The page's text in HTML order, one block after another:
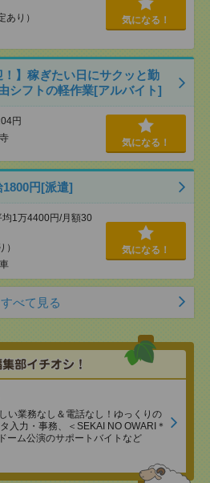
り）
気になる！
！】稼ぎたい日にサクッと勤
シフトの軽作業[アルバイト]
円
気になる！
円[派遣]
1万4400円/月額30
気になる！
すべて見る
い業務なし＆電話なし！ゆっくりの
入力・事務、＜SEKAI NO OWARI＊
ーム公演のサポートバイトなど